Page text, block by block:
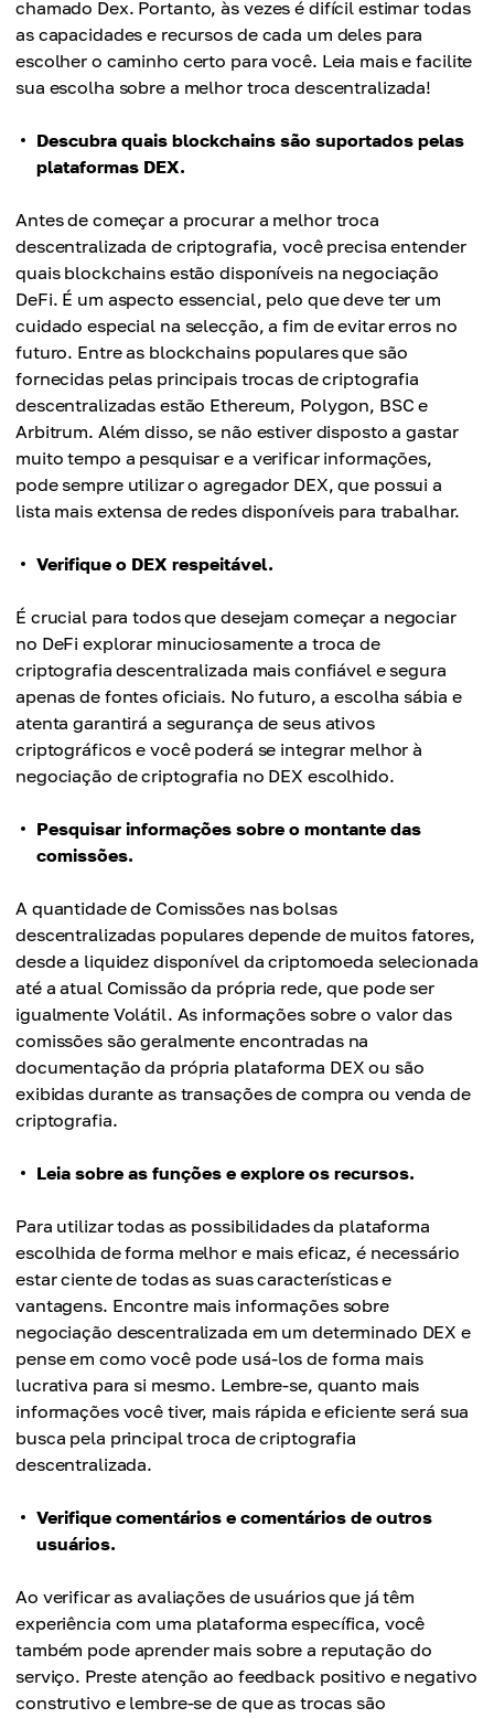
chamado Dex. Portanto, às vezes é difícil estimar todas
as capacidades e recursos de cada um deles para
escolher o caminho certo para você. Leia mais e facilite
sua escolha sobre a melhor troca descentralizada!
Descubra quais blockchains são suportados pelas
plataformas DEX.
Antes de começar a procurar a melhor troca
descentralizada de criptografia, você precisa entender
quais blockchains estão disponíveis na negociação
DeFi. É um aspecto essencial, pelo que deve ter um
cuidado especial na selecção, a fim de evitar erros no
futuro. Entre as blockchains populares que são
fornecidas pelas principais trocas de criptografia
descentralizadas estão Ethereum, Polygon, BSC e
Arbitrum. Além disso, se não estiver disposto a gastar
muito tempo a pesquisar e a verificar informações,
pode sempre utilizar o agregador DEX, que possui a
lista mais extensa de redes disponíveis para trabalhar.
Verifique o DEX respeitável.
É crucial para todos que desejam começar a negociar
no DeFi explorar minuciosamente a troca de
criptografia descentralizada mais confiável e segura
apenas de fontes oficiais. No futuro, a escolha sábia e
atenta garantirá a segurança de seus ativos
criptográficos e você poderá se integrar melhor à
negociação de criptografia no DEX escolhido.
Pesquisar informações sobre o montante das
comissões.
A quantidade de Comissões nas bolsas
descentralizadas populares depende de muitos fatores,
desde a liquidez disponível da criptomoeda selecionada
até a atual Comissão da própria rede, que pode ser
igualmente Volátil. As informações sobre o valor das
comissões são geralmente encontradas na
documentação da própria plataforma DEX ou são
exibidas durante as transações de compra ou venda de
criptografia.
Leia sobre as funções e explore os recursos.
Para utilizar todas as possibilidades da plataforma
escolhida de forma melhor e mais eficaz, é necessário
estar ciente de todas as suas características e
vantagens. Encontre mais informações sobre
negociação descentralizada em um determinado DEX e
pense em como você pode usá-los de forma mais
lucrativa para si mesmo. Lembre-se, quanto mais
informações você tiver, mais rápida e eficiente será sua
busca pela principal troca de criptografia
descentralizada.
Verifique comentários e comentários de outros
usuários.
Ao verificar as avaliações de usuários que já têm
experiência com uma plataforma específica, você
também pode aprender mais sobre a reputação do
serviço. Preste atenção ao feedback positivo e negativo
construtivo e lembre-se de que as trocas são